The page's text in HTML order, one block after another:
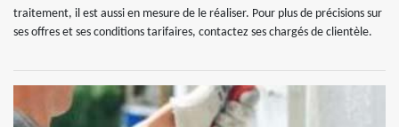
traitement, il est aussi en mesure de le réaliser. Pour plus de précisions sur
ses offres et ses conditions tarifaires, contactez ses chargés de clientèle.